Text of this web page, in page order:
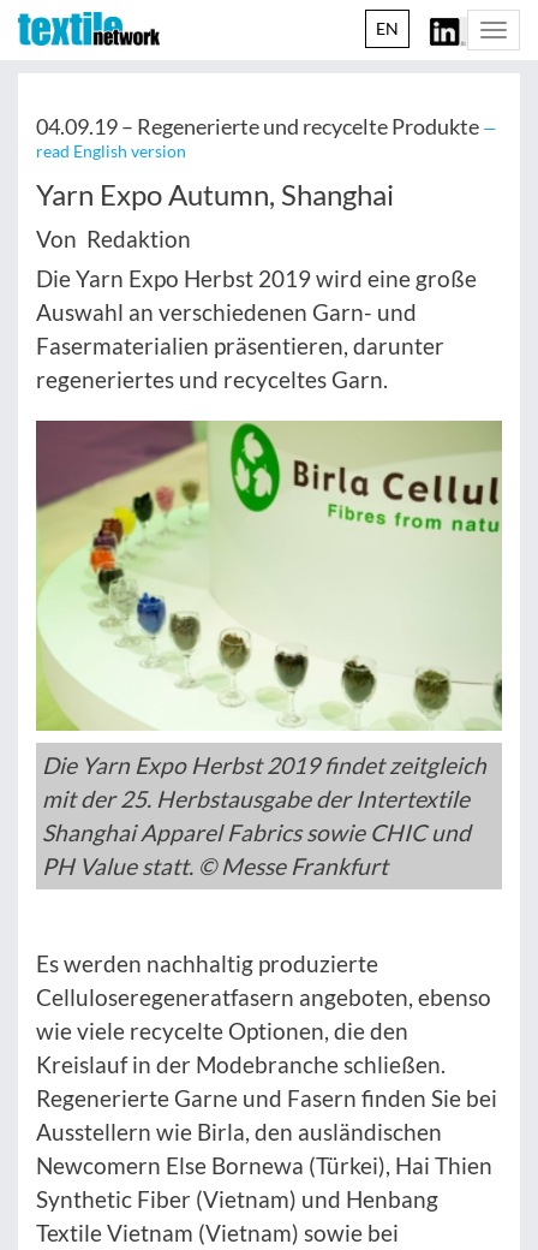
EN
04.09.19 – Regenerierte und recycelte Produkte —
read English version
Yarn Expo Autumn, Shanghai
Von Redaktion
Die Yarn Expo Herbst 2019 wird eine große
Auswahl an verschiedenen Garn- und
Fasermaterialien präsentieren, darunter
regeneriertes und recyceltes Garn.
Die Yarn Expo Herbst 2019 findet zeitgleich
mit der 25. Herbstausgabe der Intertextile
Shanghai Apparel Fabrics sowie CHIC und
PH Value statt. © Messe Frankfurt
Es werden nachhaltig produzierte
Celluloseregeneratfasern angeboten, ebenso
wie viele recycelte Optionen, die den
Kreislauf in der Modebranche schließen.
Regenerierte Garne und Fasern finden Sie bei
Ausstellern wie Birla, den ausländischen
Newcomern Else Bornewa (Türkei), Hai Thien
Synthetic Fiber (Vietnam) und Henbang
Textile Vietnam (Vietnam) sowie bei